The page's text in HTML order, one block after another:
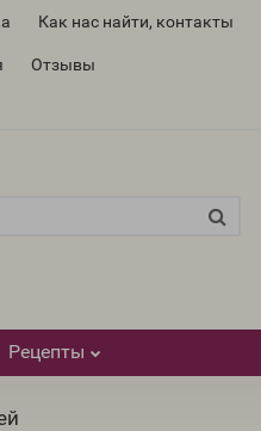
Как нас найти, контакты
Отзывы
Рецепты